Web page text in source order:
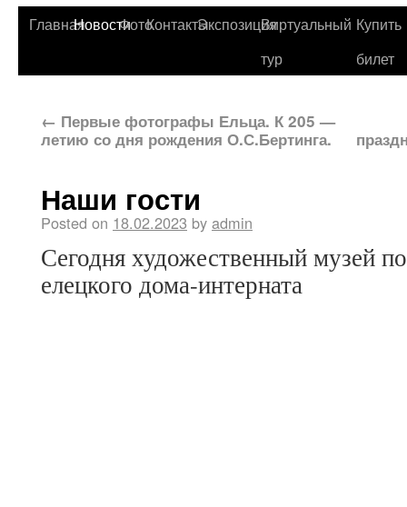
ГлавнаяНовостиФотоКонтактыЭкспозицияВиртуальный
тур
Купить
билет
← Первые фотографы Ельца. К 205 —
летию со дня рождения О.С.Бертинга.
Наши гости
Posted on 18.02.2023 by admin
Сегодня художественный музей
елецкого дома-интерната